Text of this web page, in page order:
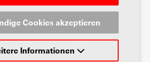
Cookies akzeptieren
Informationen
Downloads, bei Fragen steht
Germann gerne zur Verfügung.